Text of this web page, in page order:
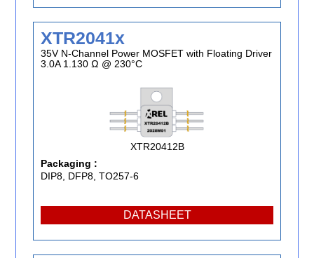
XTR2041x
35V N-Channel Power MOSFET with Floating Driver
3.0A 1.130 Ω @ 230°C
XTR20412B
Packaging :
DIP8, DFP8, TO257-6
DATASHEET